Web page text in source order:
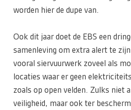
worden hier de dupe van.
Ook dit jaar doet de EBS een
samenleving om extra alert te
vooral siervuurwerk zoveel als
locaties waar er geen
zoals op open velden. Zulks niet
veiligheid, maar ook ter